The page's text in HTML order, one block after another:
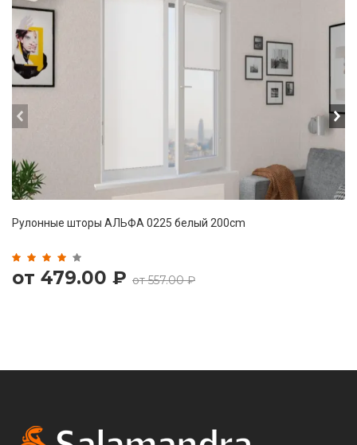
Рулонные шторы АЛЬФА 0225 белый 200cm
от 479.00 ₽ от 557.00 ₽